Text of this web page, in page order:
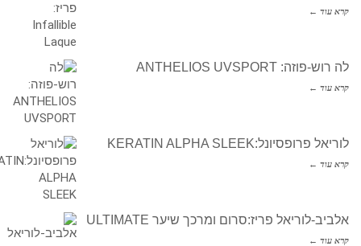
קרא עוד ←
לה רוש-פוזה: ANTHELIOS UVSPORT
קרא עוד ←
לוריאל פרופסיונל:KERATIN ALPHA SLEEK
קרא עוד ←
אלביב-לוריאל פריז:סרום ומרכך שיער ULTIMATE
קרא עוד ←